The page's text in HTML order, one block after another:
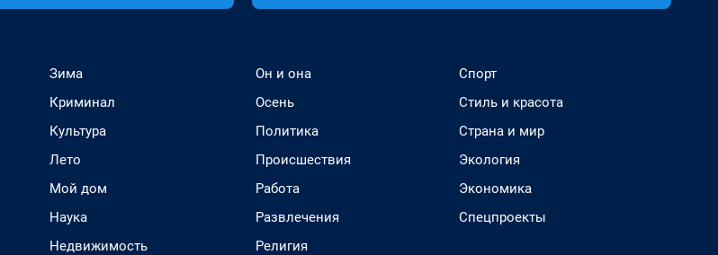
Зима
Криминал
Культура
Лето
Мой дом
Наука
Недвижимость
Он и она
Осень
Политика
Происшествия
Работа
Развлечения
Религия
Спорт
Стиль и красота
Страна и мир
Экология
Экономика
Спецпроекты